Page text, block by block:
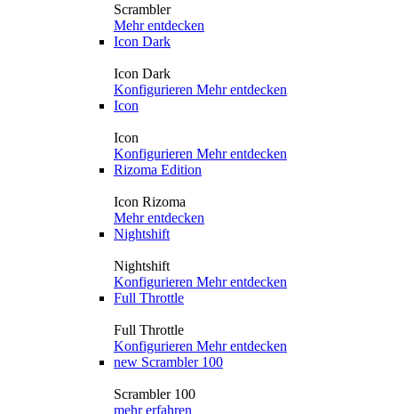
Scrambler
Mehr entdecken
Icon Dark
Icon Dark
Konfigurieren Mehr entdecken
Icon
Icon
Konfigurieren Mehr entdecken
Rizoma Edition
Icon Rizoma
Mehr entdecken
Nightshift
Nightshift
Konfigurieren Mehr entdecken
Full Throttle
Full Throttle
Konfigurieren Mehr entdecken
new Scrambler 100
Scrambler 100
mehr erfahren